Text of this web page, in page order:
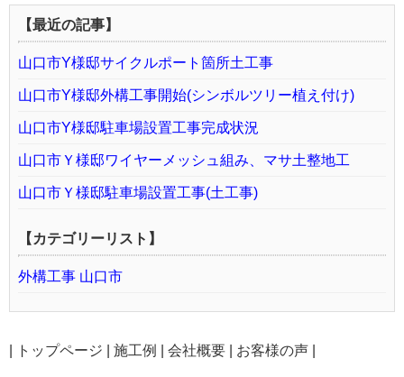
【最近の記事】
山口市Y様邸サイクルポート箇所土工事
山口市Y様邸外構工事開始(シンボルツリー植え付け)
山口市Y様邸駐車場設置工事完成状況
山口市Ｙ様邸ワイヤーメッシュ組み、マサ土整地工
山口市Ｙ様邸駐車場設置工事(土工事)
【カテゴリーリスト】
外構工事 山口市
トップページ 施工例 会社概要 お客様の声